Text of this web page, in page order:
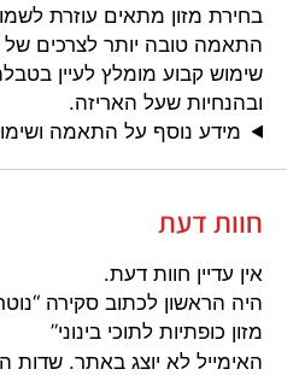
בחירת מזון מתאים עוזרת
התאמה טובה יותר לצרכים של
שימוש קבוע מומלץ לעיין
ובהנחיות שעל האריזה.
מידע נוסף על התאמה
חוות דעת
אין עדיין חוות דעת.
מזון כופתיות לתוכי בינוני”
האימייל לא יוצג באתר. שדות